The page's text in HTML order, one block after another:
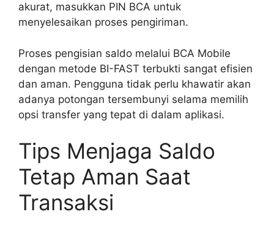
akurat, masukkan PIN BCA untuk
menyelesaikan proses pengiriman.
Proses pengisian saldo melalui BCA Mobile
dengan metode BI-FAST terbukti sangat efisien
dan aman. Pengguna tidak perlu khawatir akan
adanya potongan tersembunyi selama memilih
opsi transfer yang tepat di dalam aplikasi.
Tips Menjaga Saldo
Tetap Aman Saat
Transaksi